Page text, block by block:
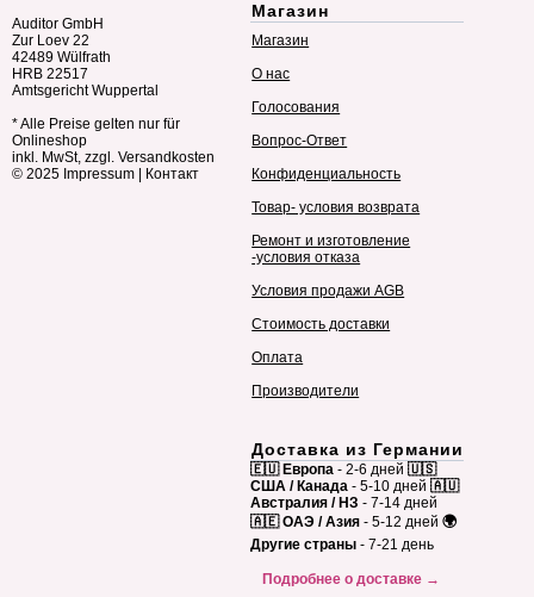
Auditor GmbH
Zur Loev 22
42489 Wülfrath
HRB 22517
Amtsgericht Wuppertal
* Alle Preise gelten nur für
Onlineshop
inkl. MwSt, zzgl. Versandkosten
© 2025 Impressum Контакт
Магазин
Магазин
О нас
Голосования
Вопрос-Ответ
Конфиденциальность
Товар- условия возврата
Ремонт и изготовление
-условия отказа
Условия продажи AGB
Стоимость доставки
Оплата
Производители
Доставка из Германии
🇪🇺 Европа - 2-6 дней 🇺🇸
США / Канада - 5-10 дней 🇦🇺
Австралия / НЗ - 7-14 дней
🇦🇪 ОАЭ / Азия - 5-12 дней 🌍
Другие страны - 7-21 день
Подробнее о доставке →